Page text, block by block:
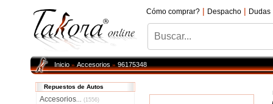
Cómo comprar? | Despacho | Dudas
Inicio»Accesorios»96175348
Repuestos de Autos
Accesorios... (1556)